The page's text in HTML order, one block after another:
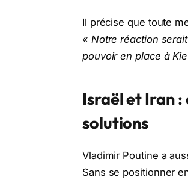
Il précise que toute
« Notre réaction
pouvoir en place à
Israël et Iran
solutions
Vladimir Poutine a
Sans se positionner